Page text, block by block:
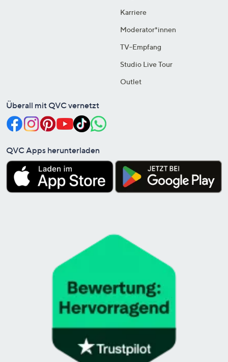
Karriere
Moderator*innen
TV-Empfang
Studio Live Tour
Outlet
Überall mit QVC vernetzt
QVC Apps herunterladen